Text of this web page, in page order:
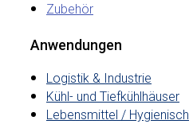
Zubehör
Anwendungen
Logistik & Industrie
Kühl- und Tiefkühlhäuser
Lebensmittel / Hygienisch